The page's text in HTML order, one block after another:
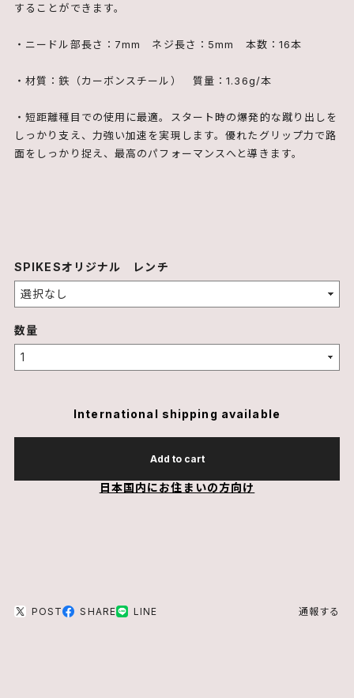
することができます。
・ニードル部長さ：7mm ネジ長さ：5mm 本数：16本
・材質：鉄（カーボンスチール） 質量：1.36g/本
・短距離種目での使用に最適。スタート時の爆発的な蹴り出しを
しっかり支え、力強い加速を実現します。優れたグリップ力で路
面をしっかり捉え、最高のパフォーマンスへと導きます。
SPIKESオリジナル レンチ
数量
International shipping available
Add to cart
日本国内にお住まいの方向け
POST SHARE LINE 通報する